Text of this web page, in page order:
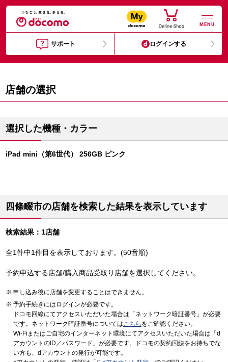
MENU
サポート ログインする
店舗の選択
選択した機種・カラー
iPad mini（第6世代） 256GB ピンク
四條畷市の店舗を検索した結果を表示しています
検索結果：1店舗
全1件中1件目を表示しております。(50音順)
予約申込する店舗/購入商品受取り店舗を選択してください。
申し込み後に店舗を変更することはできません。
予約手続きにはログインが必要です。
ドコモ回線にてアクセスいただいた場合は「ネットワーク暗証番号」が必要
です。ネットワーク暗証番号についてはこちら をご確認ください。
Wi-Fiまたはご自宅のインターネット環境にてアクセスいただいた場合は「d
アカウントのID／パスワード」が必要です。ドコモの契約回線をお持ちでな
い方も、dアカウントの発行が可能です。